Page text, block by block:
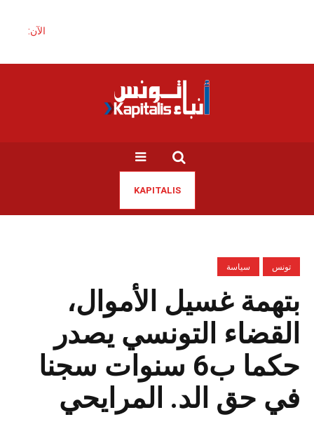
الآن:
KAPITALIS
تونس سياسة
بتهمة غسيل الأموال،
القضاء التونسي يصدر
حكما ب6 سنوات سجنا
في حق الد. المرايحي